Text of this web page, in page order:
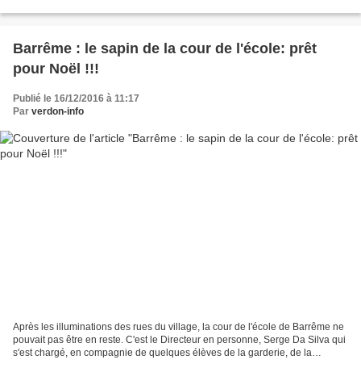
Barrême : le sapin de la cour de l'école: prêt
pour Noël !!!
Publié le 16/12/2016 à 11:17
Par verdon-info
Après les illuminations des rues du village, la cour de l'école de Barrême ne
pouvait pas être en reste. C'est le Directeur en personne, Serge Da Silva qui
s'est chargé, en compagnie de quelques élèves de la garderie, de la